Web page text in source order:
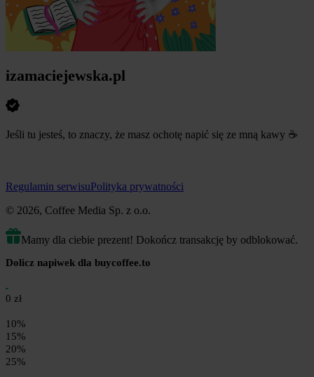
izamaciejewska.pl
Jeśli tu jesteś, to znaczy, że masz ochotę napić się ze mną kawy ☕️
Regulamin serwisuPolityka prywatności
© 2026, Coffee Media Sp. z o.o.
Mamy dla ciebie prezent! Dokończ transakcję by odblokować.
Dolicz napiwek dla buycoffee.to
0 zł
10%
15%
20%
25%